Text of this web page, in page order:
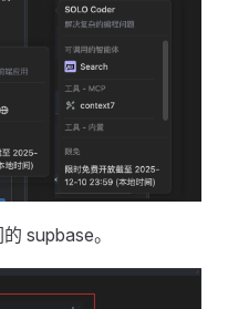
supbase。